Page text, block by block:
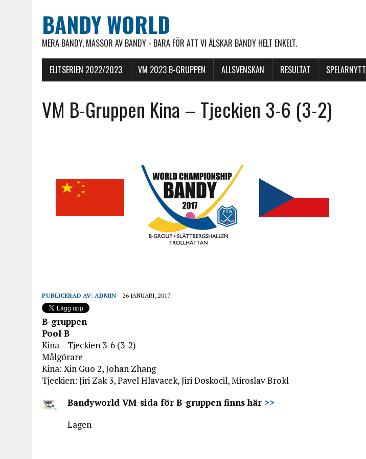
BANDY WORLD
MERA BANDY, MASSOR AV BANDY - BARA FÖR ATT VI ÄLSKAR BANDY HELT ENKELT.
ELITSERIEN 2022/2023 VM 2023 B-GRUPPEN ALLSVENSKAN RESULTAT SPELARNYTT
VM B-Gruppen Kina – Tjeckien 3-6 (3-2)
PUBLICERAD AV: ADMIN 26 JANUARI, 2017
B-gruppen
Pool B
Kina – Tjeckien 3-6 (3-2)
Målgörare
Kina: Xin Guo 2, Johan Zhang
Tjeckien: Jiri Zak 3, Pavel Hlavacek, Jiri Doskocil, Miroslav Brokl
Bandyworld VM-sida för B-gruppen finns här >>
Lagen